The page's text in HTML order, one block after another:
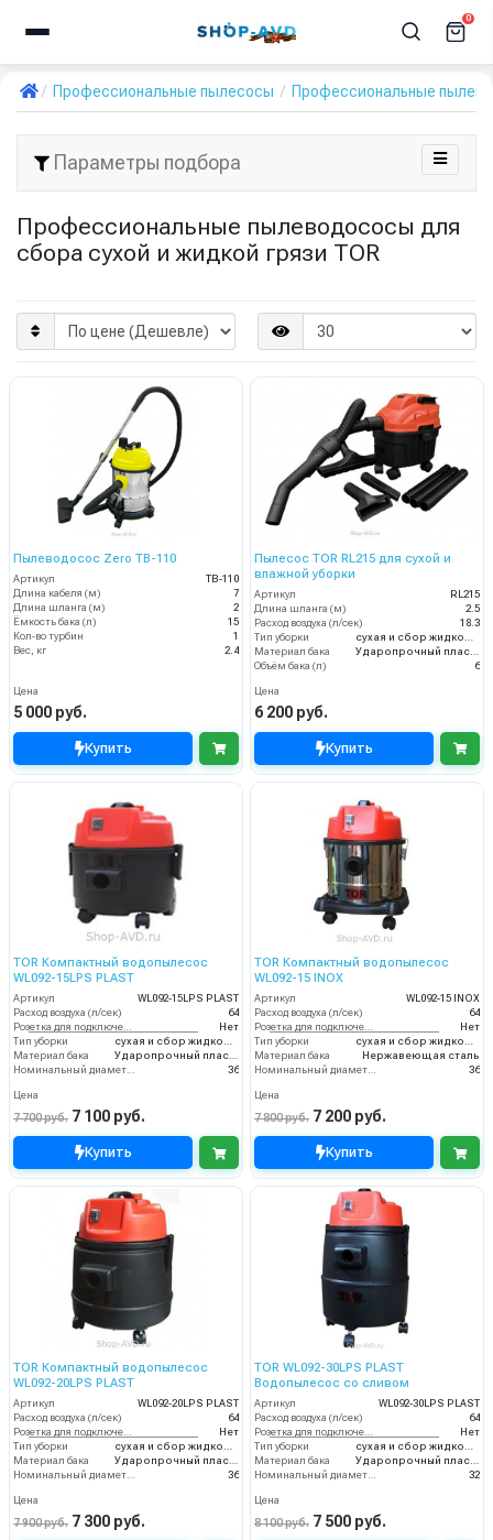
0
Профессиональные пылесосы Профессиональные
Параметры подбора
Профессиональные пылеводососы для
сбора сухой и жидкой грязи TOR
Пылеводосос Zero TB-110
Артикул
TB-110
Длина кабеля (м)
7
Длина шланга (м)
2
Ёмкость бака (л)
15
Кол-во турбин
1
Вес, кг
2.4
Цена
5 000 руб.
Купить
Пылесос TOR RL215 для сухой и
влажной уборки
Артикул
RL215
Длина шланга (м)
2.5
Расход воздуха (л/сек)
18.3
Тип уборки
Материал бака
Объём бака (л)
6
Цена
6 200 руб.
Купить
TOR Компактный водопылесос
WL092-15LPS PLAST
Артикул
WL092-15LPS PLAST
Расход воздуха (л/сек)
64
Розетка для подключения инструмента
Нет
Тип уборки
сухая и сбор жидкостей
Материал бака
Ударопрочный пластик
Номинальный диаметр принадлежностей (мм)
36
Цена
7 700 руб. 7 100 руб.
Купить
TOR Компактный водопылесос
WL092-15 INOX
Артикул
WL092-15 INOX
Расход воздуха (л/сек)
64
Розетка для подключения инструмента
Нет
Тип уборки
сухая и сбор жидкостей
Материал бака
Нержавеющая сталь
Номинальный диаметр принадлежностей (мм)
36
Цена
7 800 руб. 7 200 руб.
Купить
TOR Компактный водопылесос
WL092-20LPS PLAST
Артикул
WL092-20LPS PLAST
Расход воздуха (л/сек)
64
Розетка для подключения инструмента
Нет
Тип уборки
сухая и сбор жидкостей
Материал бака
Ударопрочный пластик
Номинальный диаметр принадлежностей (мм)
36
Цена
7 900 руб. 7 300 руб.
TOR WL092-30LPS PLAST
Водопылесос со сливом
Артикул
WL092-30LPS PLAST
Расход воздуха (л/сек)
64
Розетка для подключения инструмента
Нет
Тип уборки
сухая и сбор жидкостей
Материал бака
Ударопрочный пластик
Номинальный диаметр принадлежностей (мм)
32
Цена
8 100 руб. 7 500 руб.